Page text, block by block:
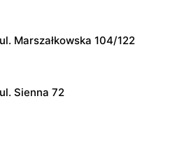
Konstytucji 3 Maja 13
ul. Warszawska 63A
Marszałkowska 104/122
Sienna 72